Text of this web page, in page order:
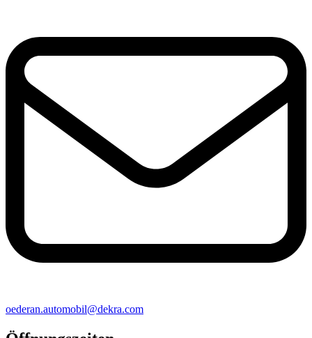
oederan​.automobil@​dekra.com